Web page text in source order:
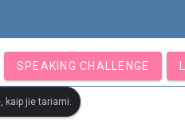
SPEAKING CHALLENGE
kaip jie tariami.